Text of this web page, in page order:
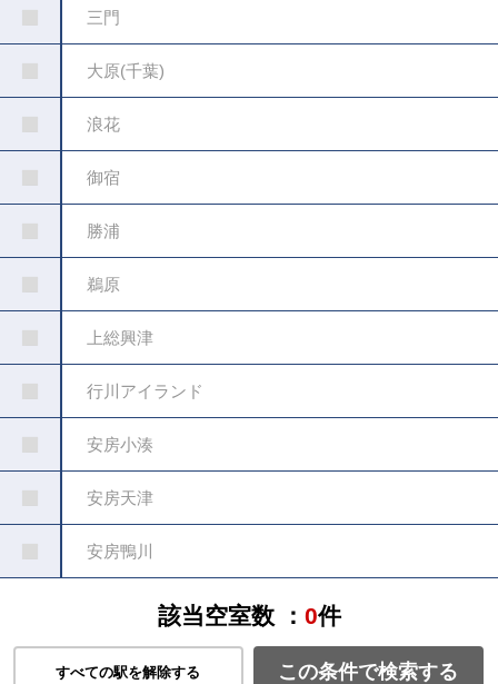
三門
大原(千葉)
浪花
御宿
勝浦
鵜原
上総興津
行川アイランド
安房小湊
安房天津
安房鴨川
該当空室数 ： 0件
すべての駅を解除する この条件で検索する